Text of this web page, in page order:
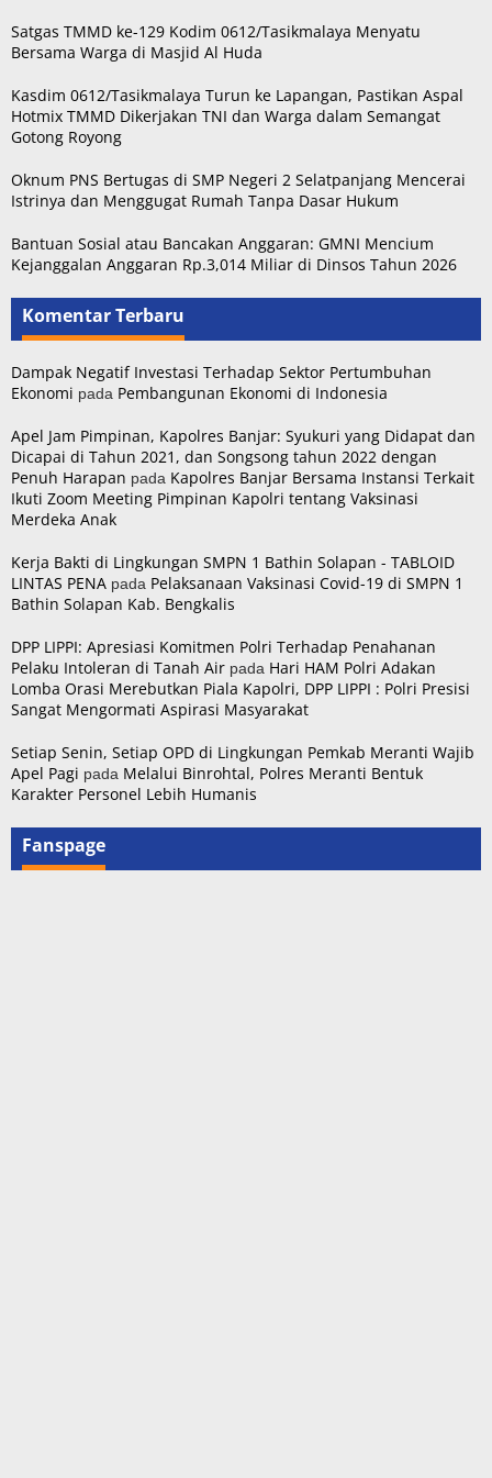
Satgas TMMD ke-129 Kodim 0612/Tasikmalaya Menyatu
Bersama Warga di Masjid Al Huda
Kasdim 0612/Tasikmalaya Turun ke Lapangan, Pastikan Aspal
Hotmix TMMD Dikerjakan TNI dan Warga dalam Semangat
Gotong Royong
Oknum PNS Bertugas di SMP Negeri 2 Selatpanjang Mencerai
Istrinya dan Menggugat Rumah Tanpa Dasar Hukum
Bantuan Sosial atau Bancakan Anggaran: GMNI Mencium
Kejanggalan Anggaran Rp.3,014 Miliar di Dinsos Tahun 2026
Komentar Terbaru
Dampak Negatif Investasi Terhadap Sektor Pertumbuhan
Ekonomi pada Pembangunan Ekonomi di Indonesia
Apel Jam Pimpinan, Kapolres Banjar: Syukuri yang Didapat dan
Dicapai di Tahun 2021, dan Songsong tahun 2022 dengan
Penuh Harapan pada Kapolres Banjar Bersama Instansi Terkait
Ikuti Zoom Meeting Pimpinan Kapolri tentang Vaksinasi
Merdeka Anak
Kerja Bakti di Lingkungan SMPN 1 Bathin Solapan - TABLOID
LINTAS PENA pada Pelaksanaan Vaksinasi Covid-19 di SMPN 1
Bathin Solapan Kab. Bengkalis
DPP LIPPI: Apresiasi Komitmen Polri Terhadap Penahanan
Pelaku Intoleran di Tanah Air pada Hari HAM Polri Adakan
Lomba Orasi Merebutkan Piala Kapolri, DPP LIPPI : Polri Presisi
Sangat Mengormati Aspirasi Masyarakat
Setiap Senin, Setiap OPD di Lingkungan Pemkab Meranti Wajib
Apel Pagi pada Melalui Binrohtal, Polres Meranti Bentuk
Karakter Personel Lebih Humanis
Fanspage